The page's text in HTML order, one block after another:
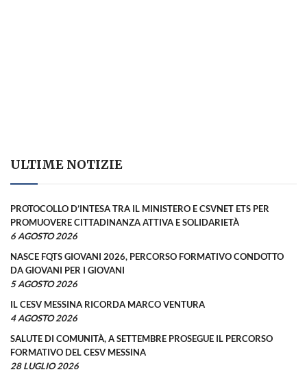
ULTIME NOTIZIE
PROTOCOLLO D’INTESA TRA IL MINISTERO E CSVNET ETS PER
PROMUOVERE CITTADINANZA ATTIVA E SOLIDARIETÀ
6 AGOSTO 2026
NASCE FQTS GIOVANI 2026, PERCORSO FORMATIVO CONDOTTO
DA GIOVANI PER I GIOVANI
5 AGOSTO 2026
IL CESV MESSINA RICORDA MARCO VENTURA
4 AGOSTO 2026
SALUTE DI COMUNITÀ, A SETTEMBRE PROSEGUE IL PERCORSO
FORMATIVO DEL CESV MESSINA
28 LUGLIO 2026